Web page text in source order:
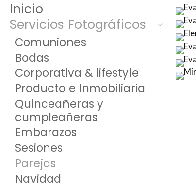
Inicio
Servicios Fotográficos
Comuniones
Bodas
Corporativa & lifestyle
Producto e Inmobiliaria
Quinceañeras y
cumpleañeras
Embarazos
Sesiones
Parejas
Navidad